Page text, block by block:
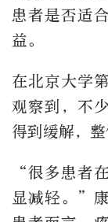
患者是否适
益。
在北京大学
观察到，不
得到缓解，
“很多患者
显减轻。”